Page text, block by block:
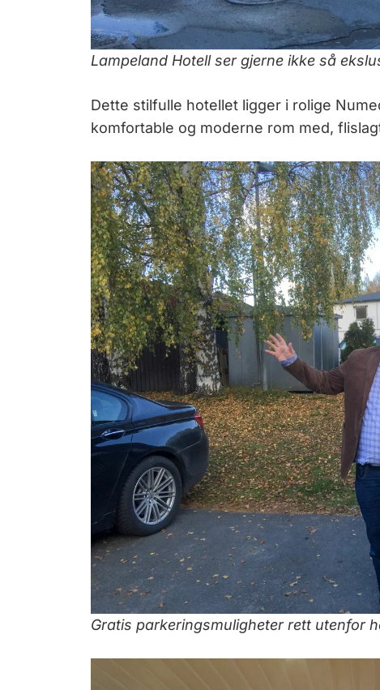
Lampeland Hotell ser gjerne ikke så
Dette stilfulle hotellet ligger i rolige
komfortable og moderne rom med,
Gratis parkeringsmuligheter rett utenfor